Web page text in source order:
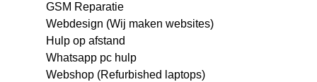
GSM Reparatie
Webdesign (Wij maken websites)
Hulp op afstand
Whatsapp pc hulp
Webshop (Refurbished laptops)